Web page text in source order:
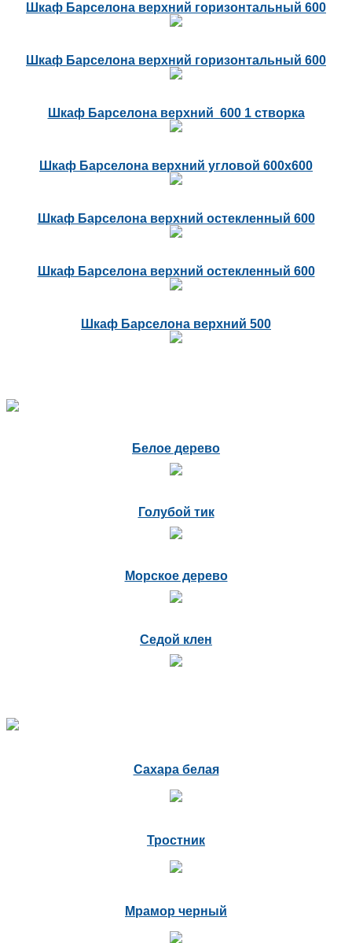
Шкаф Барселона верхний горизонтальный 600
Шкаф Барселона верхний горизонтальный 600
Шкаф Барселона верхний 600 1 створка
Шкаф Барселона верхний угловой 600х600
Шкаф Барселона верхний остекленный 600
Шкаф Барселона верхний остекленный 600
Шкаф Барселона верхний 500
Белое дерево
Голубой тик
Морское дерево
Седой клен
Сахара белая
Тростник
Мрамор черный